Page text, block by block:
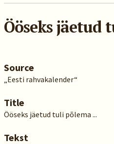
Ööseks jäetud
Source
„Eesti rahvakalender“
Title
Ööseks jäetud tuli põlema ...
Tekst